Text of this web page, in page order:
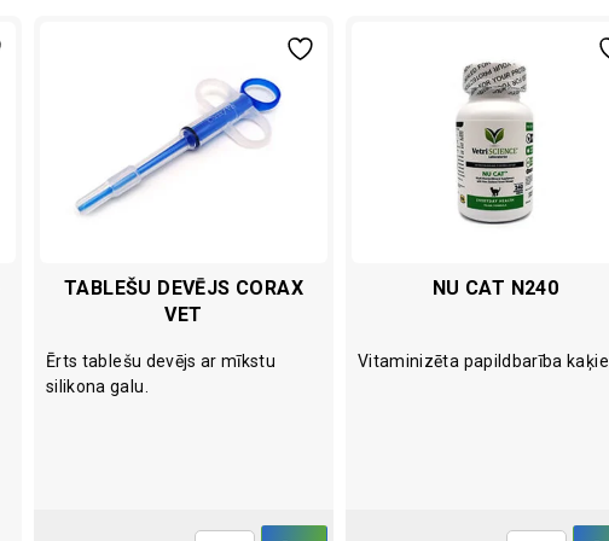
TABLEŠU DEVĒJS CORAX
VET
Ērts tablešu devējs ar mīkstu
silikona galu.
NU CAT N240
Vitaminizēta papildbarība